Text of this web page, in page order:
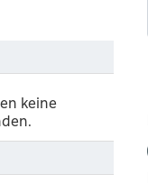
keine